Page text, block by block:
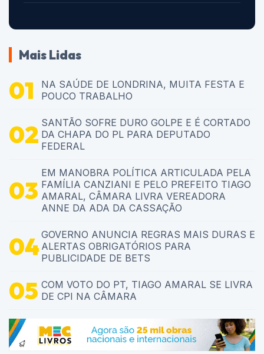
Mais Lidas
NA SAÚDE DE LONDRINA, MUITA FESTA E
POUCO TRABALHO
SANTÃO SOFRE DURO GOLPE E É CORTADO
DA CHAPA DO PL PARA DEPUTADO
FEDERAL
EM MANOBRA POLÍTICA ARTICULADA PELA
FAMÍLIA CANZIANI E PELO PREFEITO TIAGO
AMARAL, CÂMARA LIVRA VEREADORA
ANNE DA ADA DA CASSAÇÃO
GOVERNO ANUNCIA REGRAS MAIS DURAS E
ALERTAS OBRIGATÓRIOS PARA
PUBLICIDADE DE BETS
COM VOTO DO PT, TIAGO AMARAL SE LIVRA
DE CPI NA CÂMARA